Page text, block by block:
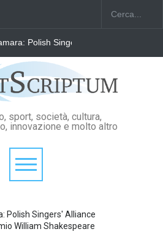
Polish Singers' Alliance ofAmerica
sport, società, cultura,
innovazione e molto altro
Polish Singers' Alliance
William Shakespeare